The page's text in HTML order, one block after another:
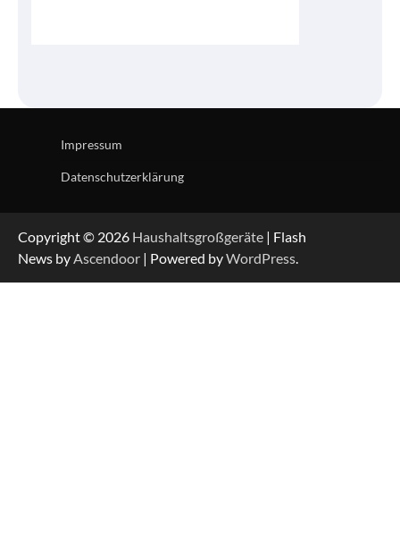
Impressum
Datenschutzerklärung
Copyright © 2026 Haushaltsgroßgeräte | Flash
News byAscendoor | Powered byWordPress.